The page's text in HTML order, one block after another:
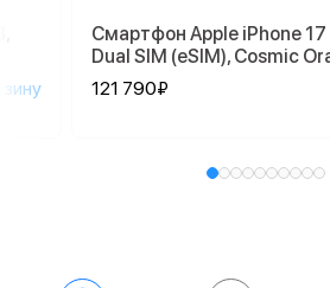
Смартфон Apple iPhone 17
Dual SIM (eSIM), Cosmic
121 790₽